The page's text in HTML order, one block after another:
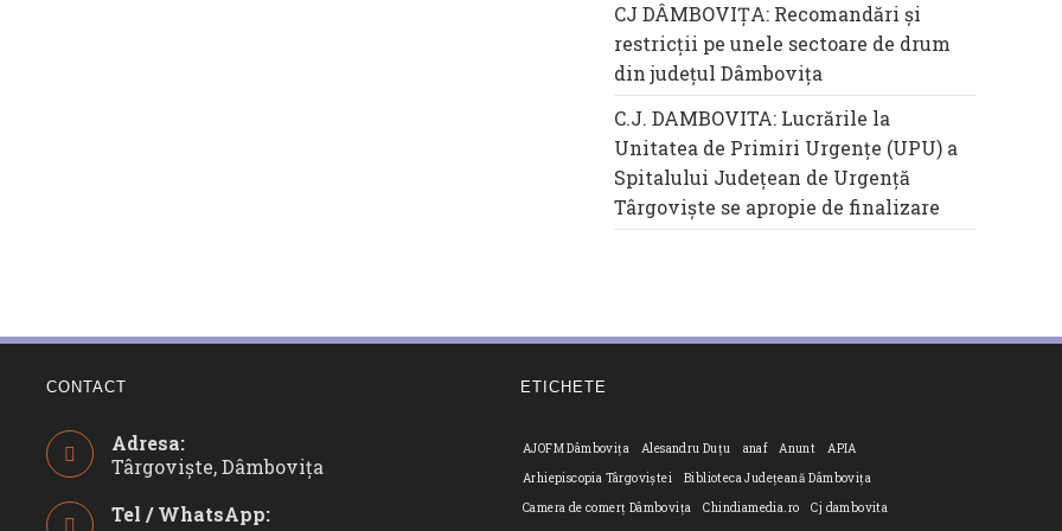
CJ DÂMBOVIȚA: Recomandări și
restricții pe unele sectoare de drum
din județul Dâmbovița
C.J. DAMBOVITA: Lucrările la
Unitatea de Primiri Urgențe (UPU) a
Spitalului Județean de Urgență
Târgoviște se apropie de finalizare
CONTACT
Adresa:
Târgoviște, Dâmbovița
Tel / WhatsApp:
ETICHETE
AJOFM Dâmbovița Alesandru Duțu anaf Anunt
APIA
Arhiepiscopia Târgoviștei
Biblioteca Județeană Dâmbovița
Camera de comerț Dâmbovița
Chindiamedia.ro
Cj dambovita